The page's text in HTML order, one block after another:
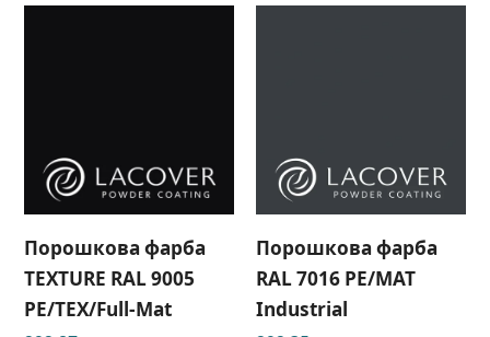
Порошкова фарба
TEXTURE RAL 9005
РЕ/TEX/Full-Mat
Порошкова фарба
RAL 7016 PE/MAT
Industrial